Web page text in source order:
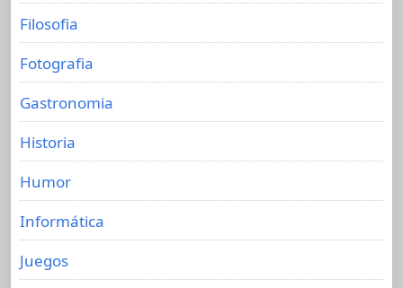
Filosofia
Fotografia
Gastronomia
Historia
Humor
Informática
Juegos